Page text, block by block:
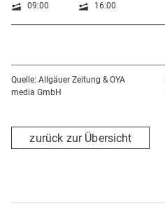
09:00 16:00
Quelle: Allgäuer Zeitung & OYA
media GmbH
zurück zur Übersicht